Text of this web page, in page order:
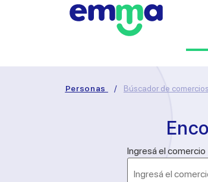
Personas / Búscador de comercios
Ingresá el comercio